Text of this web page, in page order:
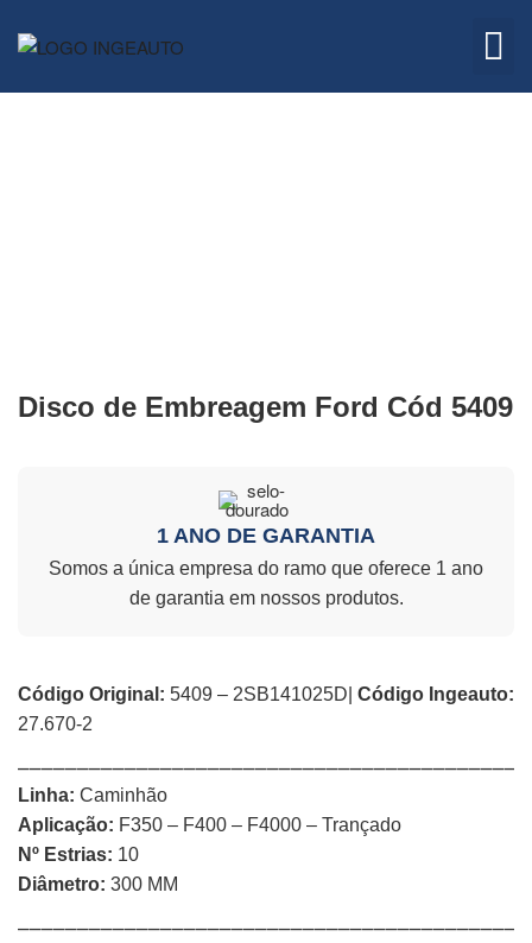
Disco de Embreagem Ford Cód 5409
1 ANO DE GARANTIA
Somos a única empresa do ramo que oferece 1 ano
de garantia em nossos produtos.
Código Original: 5409 – 2SB141025D| Código Ingeauto:
27.670-2
Linha: Caminhão
Aplicação: F350 – F400 – F4000 – Trançado
Nº Estrias: 10
Diâmetro: 300 MM